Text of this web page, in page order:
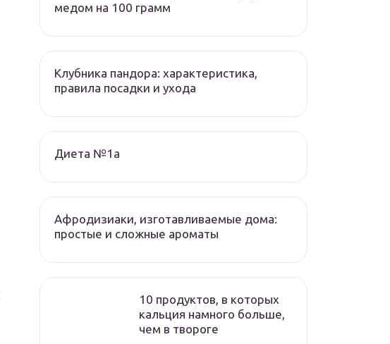
медом на 100 грамм
Клубника пандора: характеристика,
правила посадки и ухода
Диета №1а
Афродизиаки, изготавливаемые дома:
простые и сложные ароматы
10 продуктов, в которых
кальция намного больше,
чем в твороге